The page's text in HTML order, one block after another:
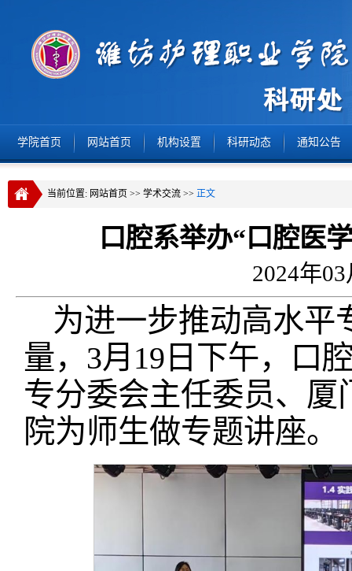
学院首页 网站首页 机构设置 科研动态 通知公告
当前位置: 网站首页 >> 学术交流 >> 正文
口腔系举办“口腔医
2024年
为进一步推动高水平
量，3月19日下午，口
专分委会主任委员、
院为师生做专题讲座。